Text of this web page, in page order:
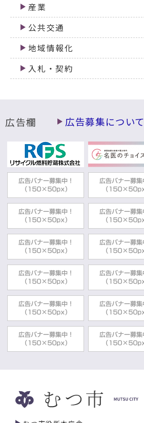
産業
公共交通
地域情報化
入札・契約
広告欄 広告募集について